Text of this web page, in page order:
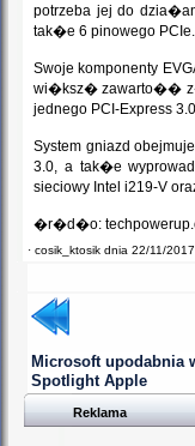
potrzeba jej do
tak�e 6 pinowego
Swoje komponenty
wi�ksz� zawarto��
jednego PCI-Express
System gniazd
3.0, a tak�e
sieciowy Intel i219-V
�r�d�o:
· cosik_ktosik dnia 22/11/
Microsoft
Spotlight Apple
Reklama